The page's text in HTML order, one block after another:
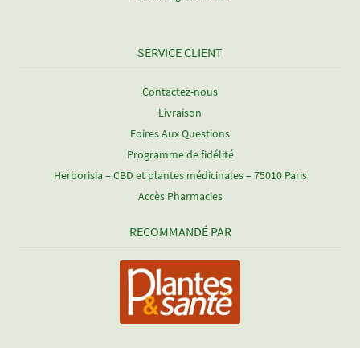
SERVICE CLIENT
Contactez-nous
Livraison
Foires Aux Questions
Programme de fidélité
Herborisia – CBD et plantes médicinales – 75010 Paris
Accès Pharmacies
RECOMMANDÉ PAR